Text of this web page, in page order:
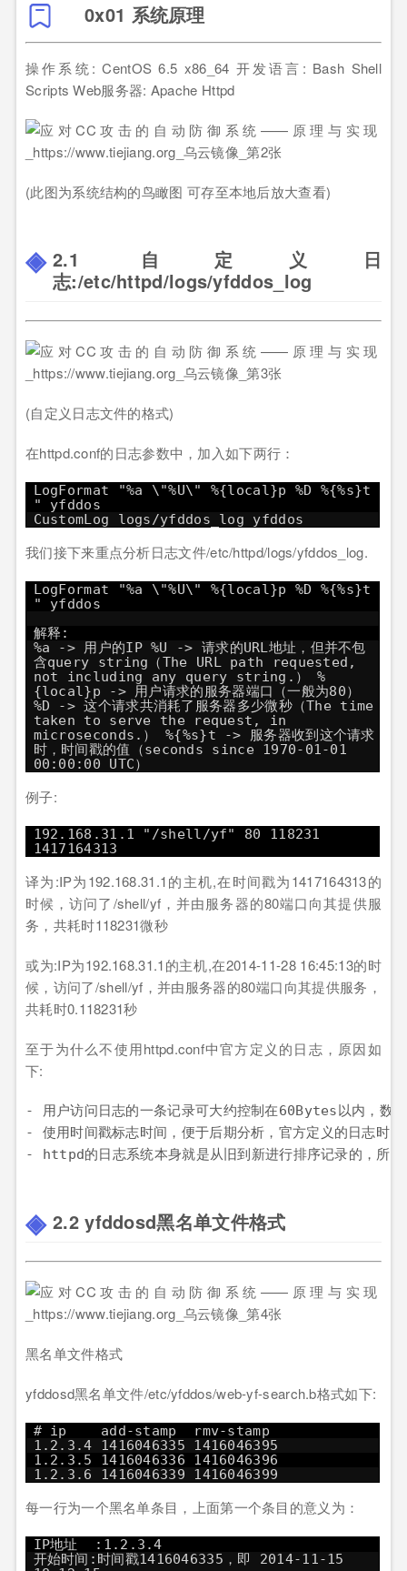
0x01 系统原理
操作系统: CentOS 6.5 x86_64 开发语言: Bash Shell
Scripts Web服务器: Apache Httpd
(此图为系统结构的鸟瞰图 可存至本地后放大查看)
2.1 自定义日
志:/etc/httpd/logs/yfddos_log
(自定义日志文件的格式)
在httpd.conf的日志参数中，加入如下两行：
LogFormat "%a \"%U\" %{local}p %D %{%s}t
" yfddos
CustomLog logs/yfddos_log yfddos
我们接下来重点分析日志文件/etc/httpd/logs/yfddos_log.
LogFormat "%a \"%U\" %{local}p %D %{%s}t
" yfddos
解释:
%a -> 用户的IP %U -> 请求的URL地址，但并不包
含query string（The URL path requested,
not including any query string.） %
{local}p -> 用户请求的服务器端口（一般为80）
%D -> 这个请求共消耗了服务器多少微秒（The time
taken to serve the request, in
microseconds.） %{%s}t -> 服务器收到这个请求
时，时间戳的值（seconds since 1970-01-01
00:00:00 UTC）
例子:
192.168.31.1 "/shell/yf" 80 118231
1417164313
译为:IP为192.168.31.1的主机,在时间戳为1417164313的
时候，访问了/shell/yf，并由服务器的80端口向其提供服
务，共耗时118231微秒
或为:IP为192.168.31.1的主机,在2014-11-28 16:45:13的时
候，访问了/shell/yf，并由服务器的80端口向其提供服务，
共耗时0.118231秒
至于为什么不使用httpd.conf中官方定义的日志，原因如
下:
- 用户访问日志的一条记录可大约控制在60Bytes以内，数
- 使用时间戳标志时间，便于后期分析，官方定义的日志时
2.2 yfddosd黑名单文件格式
黑名单文件格式
yfddosd黑名单文件/etc/yfddos/web-yf-search.b格式如下:
# ip add-stamp rmv-stamp
1.2.3.4 1416046335 1416046395
1.2.3.5 1416046336 1416046396
1.2.3.6 1416046339 1416046399
每一行为一个黑名单条目，上面第一个条目的意义为：
IP地址 :1.2.3.4
开始时间:时间戳1416046335，即 2014-11-15